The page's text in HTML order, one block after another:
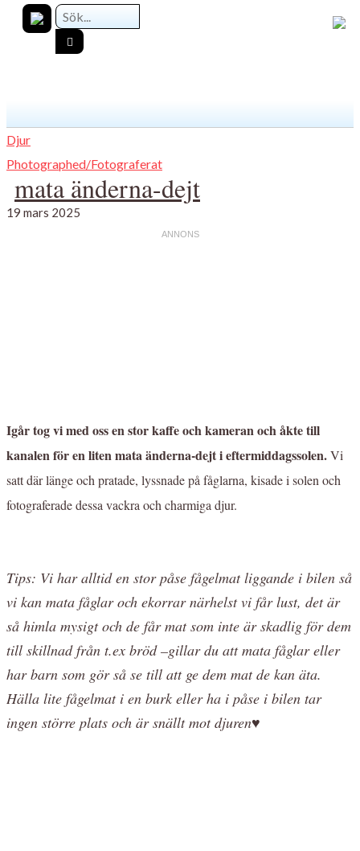
Djur
Photographed/Fotograferat
mata änderna-dejt
19 mars 2025
Igår tog vi med oss en stor kaffe och kameran och åkte till
kanalen för en liten mata änderna-dejt i eftermiddagssolen.Vi
satt där länge och pratade, lyssnade på fåglarna, kisade i solen och
fotograferade dessa vackra och charmiga djur.
Tips: Vi har alltid en stor påse fågelmat liggande i bilen så
vi kan mata fåglar och ekorrar närhelst vi får lust, det är
så himla mysigt och de får mat som inte är skadlig för dem
till skillnad från t.ex bröd –gillar du att mata fåglar eller
har barn som gör så se till att ge dem mat de kan äta.
Hälla lite fågelmat i en burk eller ha i påse i bilen tar
ingen större plats och är snällt mot djuren♥